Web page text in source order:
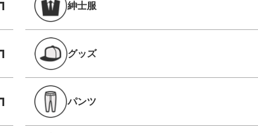
紳士服
グッズ
パンツ